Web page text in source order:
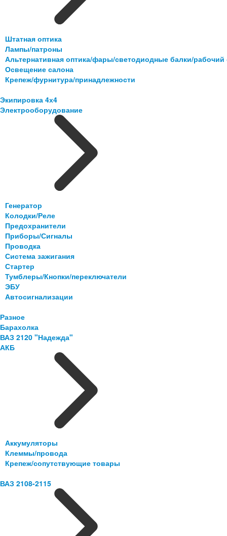
Штатная оптика
Лампы/патроны
Альтернативная оптика/фары/светодиодные балки/рабочий
Освещение салона
Крепеж/фурнитура/принадлежности
Экипировка 4х4
Электрооборудование
Генератор
Колодки/Реле
Предохранители
Приборы/Сигналы
Проводка
Система зажигания
Стартер
Тумблеры/Кнопки/переключатели
ЭБУ
Автосигнализации
Разное
Барахолка
ВАЗ 2120 "Надежда"
АКБ
Аккумуляторы
Клеммы/провода
Крепеж/сопутствующие товары
ВАЗ 2108-2115